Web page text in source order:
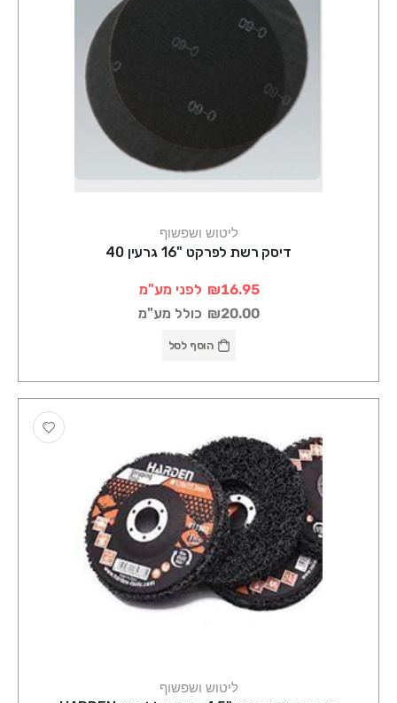
ליטוש ושפשוף
דיסק רשת לפרקט "16 גרעין 40
₪16.95 לפני מע"מ
₪20.00 כולל מע"מ
הוסף לסל
ליטוש ושפשוף